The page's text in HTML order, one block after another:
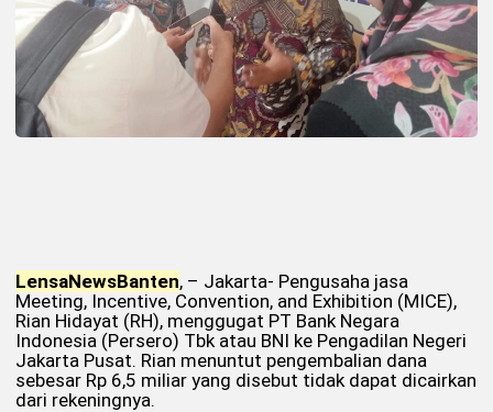
LensaNewsBanten, – Jakarta- Pengusaha jasa
Meeting, Incentive, Convention, and Exhibition (MICE),
Rian Hidayat (RH), menggugat PT Bank Negara
Indonesia (Persero) Tbk atau BNI ke Pengadilan Negeri
Jakarta Pusat. Rian menuntut pengembalian dana
sebesar Rp 6,5 miliar yang disebut tidak dapat dicairkan
dari rekeningnya.